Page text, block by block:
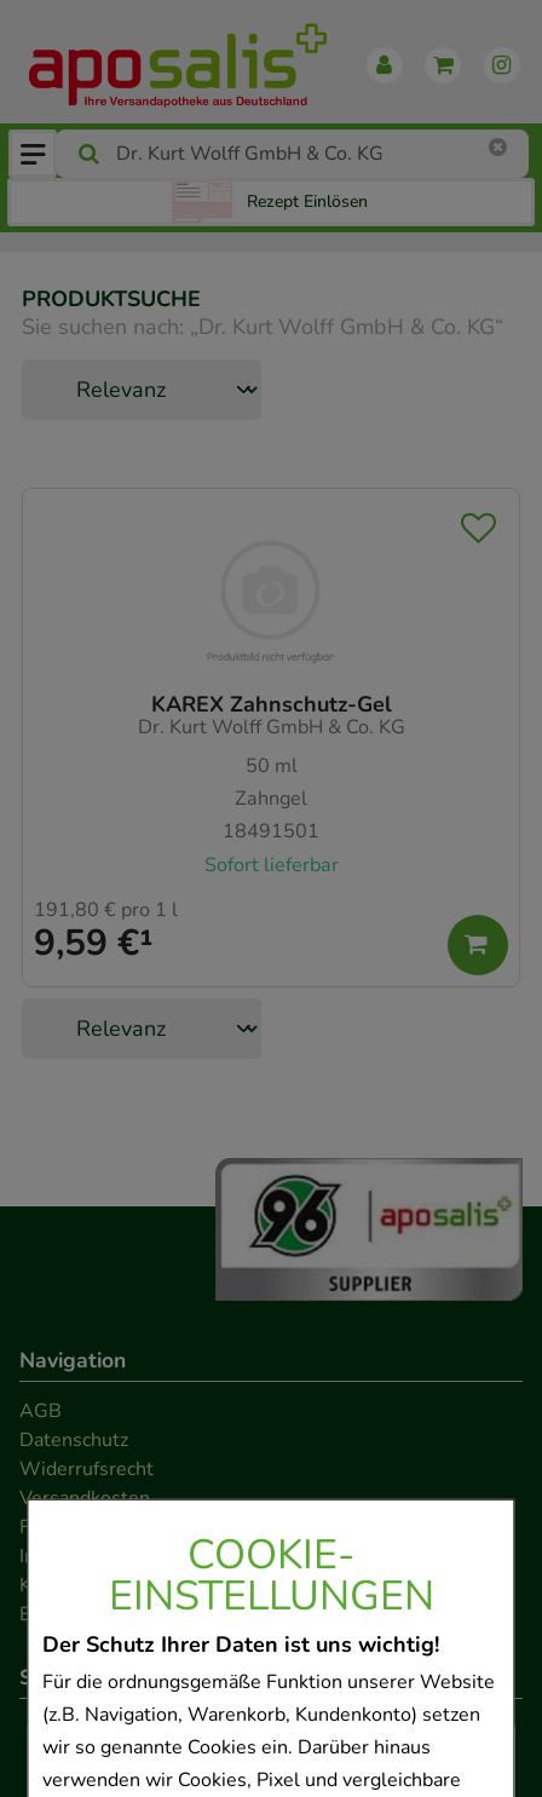
COOKIE-
EINSTELLUNGEN
Der Schutz Ihrer Daten ist uns wichtig!
Für die ordnungsgemäße Funktion unserer Website
(z.B. Navigation, Warenkorb, Kundenkonto) setzen
wir so genannte Cookies ein. Darüber hinaus
verwenden wir Cookies, Pixel und vergleichbare
Rezept Einlösen
PRODUKTSUCHE
Sie suchen nach: „Dr. Kurt Wolff GmbH & Co. KG“
KAREX Zahnschutz-Gel
Dr. Kurt Wolff GmbH & Co. KG
50 ml
Zahngel
18491501
Sofort lieferbar
9,59 €¹
191,80 € pro 1 l
Navigation
AGB
Datenschutz
Widerrufsrecht
Versandkosten
FAQ
Impressum
Kontakt
Barrierefreiheitserklärung
So können Sie bezahlen